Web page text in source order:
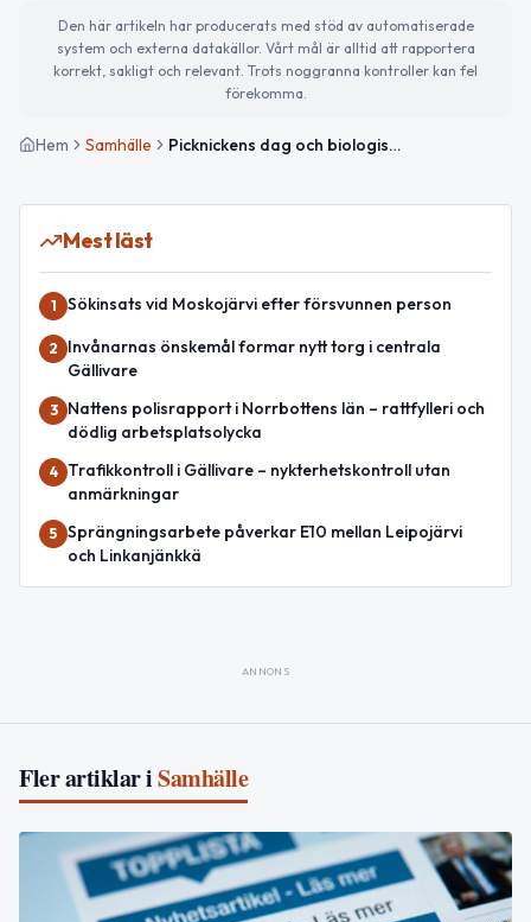
Den här artikeln har producerats med stöd av automatiserade
system och externa datakällor. Vårt mål är alltid att rapportera
korrekt, sakligt och relevant. Trots noggranna kontroller kan fel
förekomma.
Hem Samhälle Picknickens dag och biologisk mångfald i fokus – tips för en händelserik torsdag
Mest läst
1 Sökinsats vid Moskojärvi efter försvunnen person
2
Invånarnas önskemål formar nytt torg i centrala
Gällivare
3
Nattens polisrapport i Norrbottens län – rattfylleri och
dödlig arbetsplatsolycka
4
Trafikkontroll i Gällivare – nykterhetskontroll utan
anmärkningar
5 Sprängningsarbete påverkar E10 mellan Leipojärvi
och Linkanjänkkä
ANNONS
Fler artiklar iSamhälle